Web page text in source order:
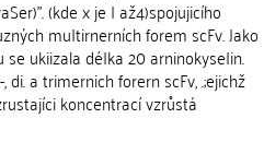
(kde x je I až4)spojujicího
muItirnerních forem scFv. Jako
ukiizala déIka 20 arninokyse|in.
a trimernich forern scFv, .;ejichž
koncentrací vzrůstá